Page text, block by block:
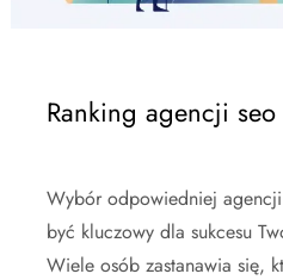
Ranking agencji seo
Wybór odpowiedniej
być kluczowy dla sukcesu
Wiele osób zastanawia się,